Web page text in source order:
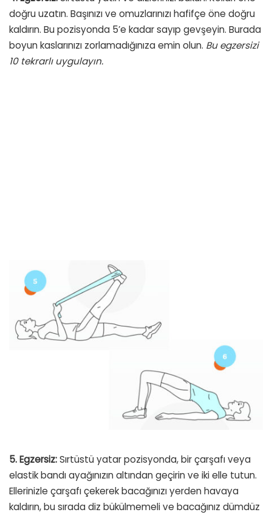
doğru uzatın. Başınızı ve omuzlarınızı hafifçe öne doğru
kaldırın. Bu pozisyonda 5’e kadar sayıp gevşeyin. Burada
boyun kaslarınızı zorlamadığınıza emin olun. Bu egzersizi
10 tekrarlı uygulayın.
5. Egzersiz:Sırtüstü yatar pozisyonda, bir çarşafı veya
elastik bandı ayağınızın altından geçirin ve iki elle tutun.
Ellerinizle çarşafı çekerek bacağınızı yerden havaya
kaldırın, bu sırada diz bükülmemeli ve bacağınız dümdüz